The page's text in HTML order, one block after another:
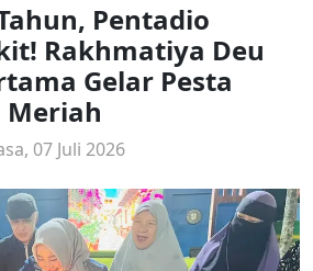
Pentadio
Rakhmatiya Deu
Gelar Pesta
Meriah
07 Juli 2026